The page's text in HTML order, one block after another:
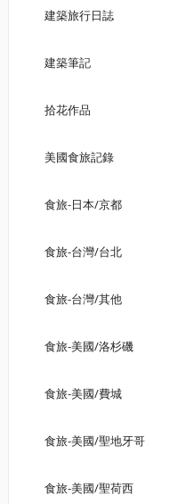
建築旅行日誌
建築筆記
拾花作品
美國食旅記錄
食旅-日本/京都
食旅-台灣/台北
食旅-台灣/其他
食旅-美國/洛杉磯
食旅-美國/費城
食旅-美國/聖地牙哥
食旅-美國/聖荷西